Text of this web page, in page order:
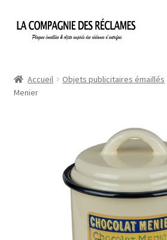
Aller
Aller
À propos de La Compagnie des
Accueil Objets publicitaires émaillés
Menier